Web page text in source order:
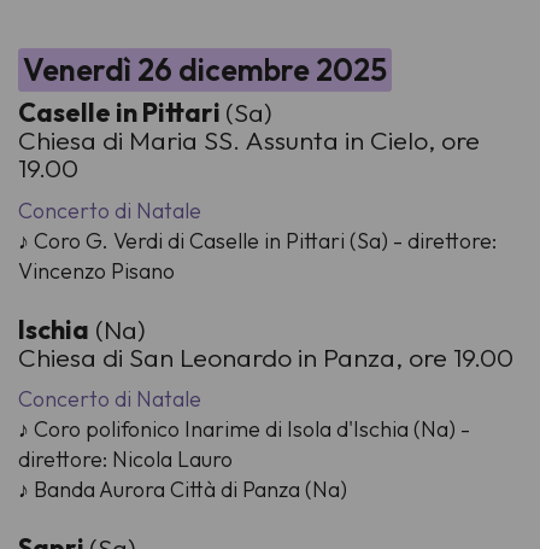
Venerdì 26 dicembre 2025
Caselle in Pittari (Sa)
Chiesa di Maria SS. Assunta in Cielo, ore
19.00
Concerto di Natale
♪ Coro G. Verdi di Caselle in Pittari (Sa) - direttore:
Vincenzo Pisano
Ischia (Na)
Chiesa di San Leonardo in Panza, ore 19.00
Concerto di Natale
♪ Coro polifonico Inarime di Isola d'Ischia (Na) -
direttore: Nicola Lauro
♪ Banda Aurora Città di Panza (Na)